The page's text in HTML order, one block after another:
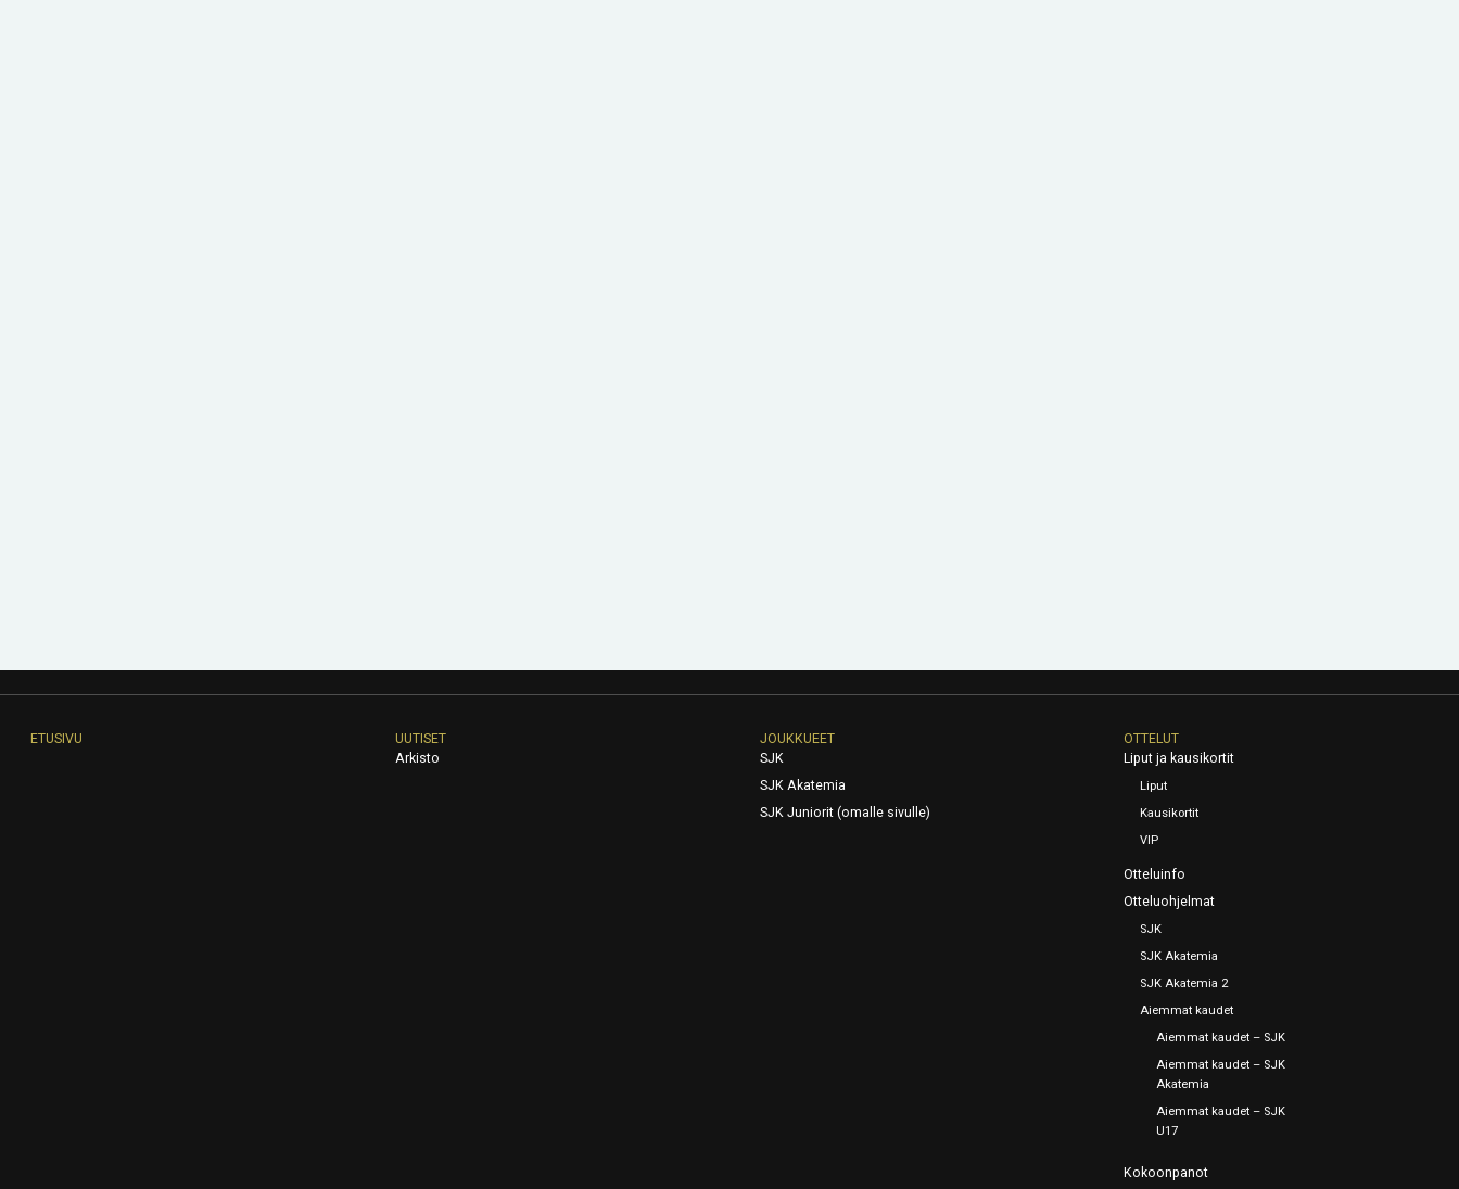
ETUSIVU
UUTISET
Arkisto
JOUKKUEET
SJK
SJK Akatemia
SJK Juniorit (omalle sivulle)
OTTELUT
Liput ja kausikortit
Liput
Kausikortit
VIP
Otteluinfo
Otteluohjelmat
SJK
SJK Akatemia
SJK Akatemia 2
Aiemmat kaudet
Aiemmat kaudet – SJK
Aiemmat kaudet – SJK
Akatemia
Aiemmat kaudet – SJK
U17
Kokoonpanot